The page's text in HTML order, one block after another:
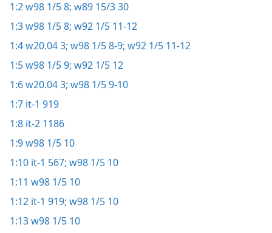
1:2w98 1/5 8; w89 15/3 30
1:3w98 1/5 8; w92 1/5 11-12
1:4w20.04 3; w98 1/5 8-9; w92 1/5 11-12
1:5w98 1/5 9; w92 1/5 12
1:6w20.04 3; w98 1/5 9-10
1:7 it-1 919
1:8 it-2 1186
1:9w98 1/5 10
1:10 it-1 567; w98 1/5 10
1:11 w98 1/5 10
1:12 it-1 919; w98 1/5 10
1:13w98 1/5 10